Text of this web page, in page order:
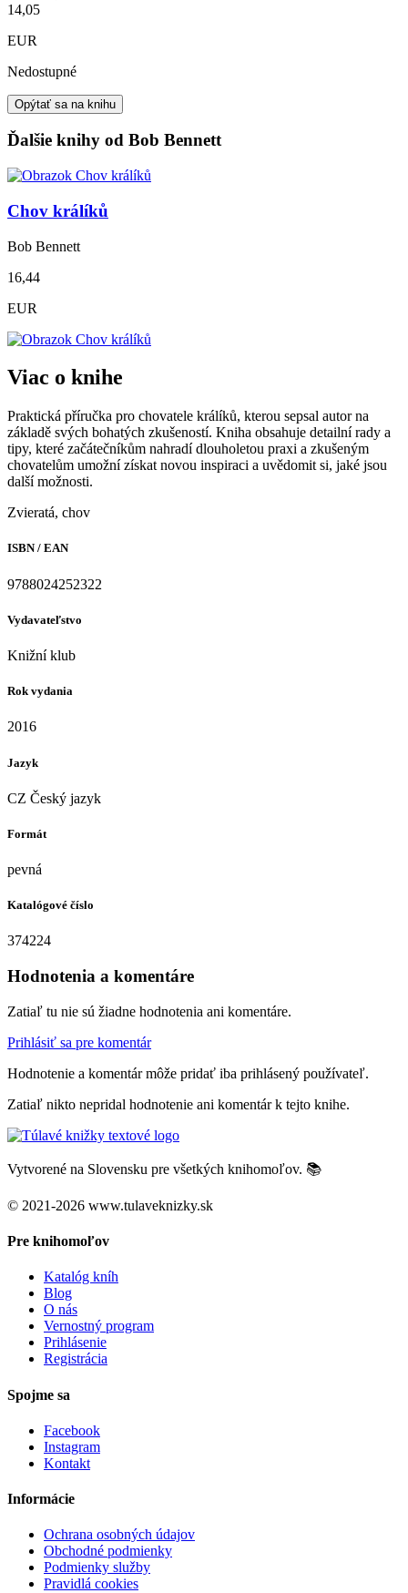
14,05
EUR
Nedostupné
Opýtať sa na knihu
Ďalšie knihy od Bob Bennett
Chov králíků
Bob Bennett
16,44
EUR
Viac o knihe
Praktická příručka pro chovatele králíků, kterou sepsal autor na
základě svých bohatých zkušeností. Kniha obsahuje detailní rady a
tipy, které začátečníkům nahradí dlouholetou praxi a zkušeným
chovatelům umožní získat novou inspiraci a uvědomit si, jaké jsou
další možnosti.
Zvieratá, chov
ISBN / EAN
9788024252322
Vydavateľstvo
Knižní klub
Rok vydania
2016
Jazyk
CZ Český jazyk
Formát
pevná
Katalógové číslo
374224
Hodnotenia a komentáre
Zatiaľ tu nie sú žiadne hodnotenia ani komentáre.
Prihlásiť sa pre komentár
Hodnotenie a komentár môže pridať iba prihlásený používateľ.
Zatiaľ nikto nepridal hodnotenie ani komentár k tejto knihe.
Vytvorené na Slovensku pre všetkých knihomoľov. 📚
© 2021-2026 www.tulaveknizky.sk
Pre knihomoľov
Katalóg kníh
Blog
O nás
Vernostný program
Prihlásenie
Registrácia
Spojme sa
Facebook
Instagram
Kontakt
Informácie
Ochrana osobných údajov
Obchodné podmienky
Podmienky služby
Pravidlá cookies